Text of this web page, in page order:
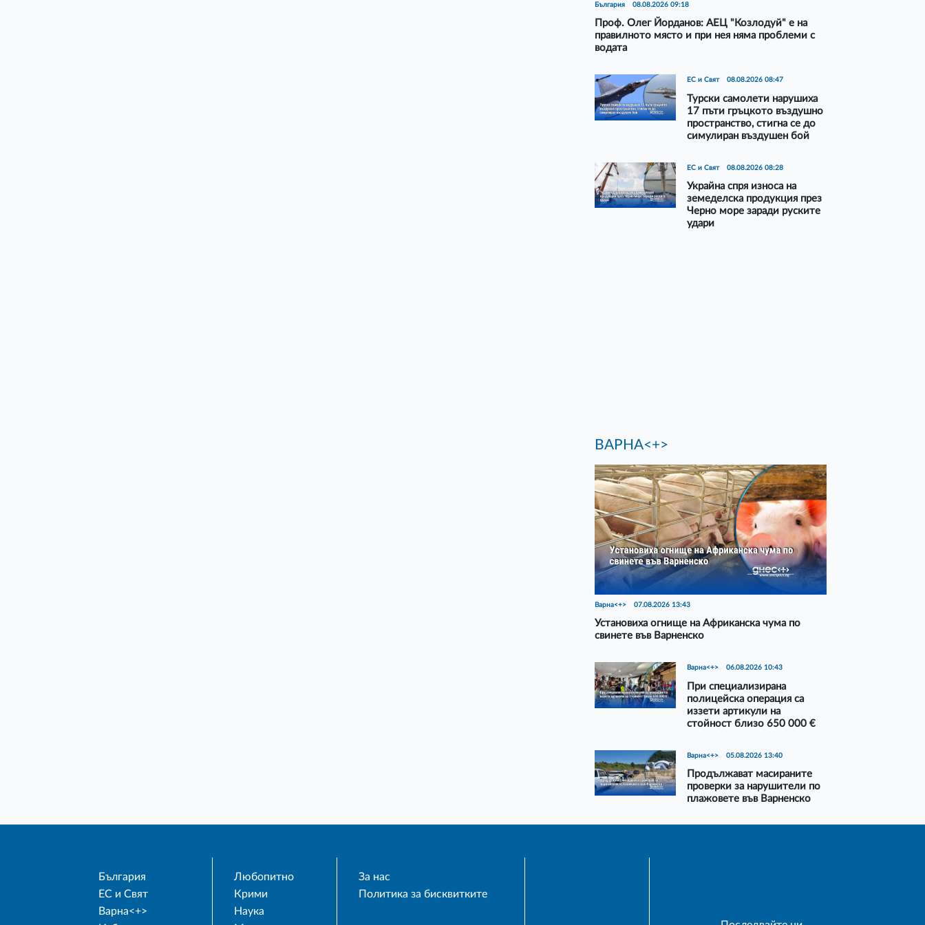
България 08.08.2026 09:18
Проф. Олег Йорданов: АЕЦ "Козлодуй" е на
правилното място и при нея няма проблеми с
водата
ЕС и Свят 08.08.2026 08:47
Турски самолети нарушиха
17 пъти гръцкото въздушно
пространство, стигна се до
симулиран въздушен бой
ЕС и Свят 08.08.2026 08:28
Украйна спря износа на
земеделска продукция през
Черно море заради руските
удари
ВАРНА<+>
Варна<+> 07.08.2026 13:43
Установиха огнище на Африканска чума по
свинете във Варненско
Варна<+> 06.08.2026 10:43
При специализирана
полицейска операция са
иззети артикули на
стойност близо 650 000 €
Варна<+> 05.08.2026 13:40
Продължават масираните
проверки за нарушители по
плажовете във Варненско
България
ЕС и Свят
Варна<+>
Любопитно
Крими
Наука
За нас
Политика за бисквитките